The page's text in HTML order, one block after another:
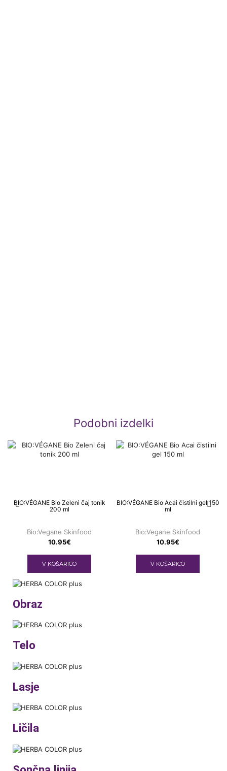
Podobni izdelki
BIO:VÉGANE Bio Zeleni čaj tonik
200 ml
Bio:Vegane Skinfood
10.95€
V KOŠARICO
BIO:VÉGANE Bio Acai čistilni gel 150
ml
Bio:Vegane Skinfood
10.95€
V KOŠARICO
Obraz
Telo
Lasje
Ličila